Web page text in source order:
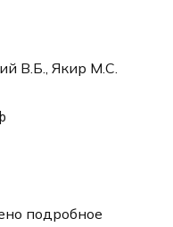
В.Б., Якир М.С.
подробное